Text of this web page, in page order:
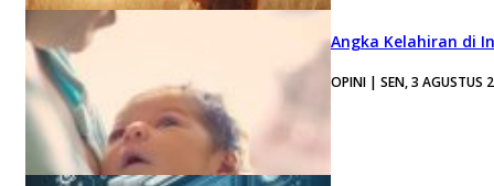
Angka Kelahiran di
OPINI | SEN, 3 AGUSTUS